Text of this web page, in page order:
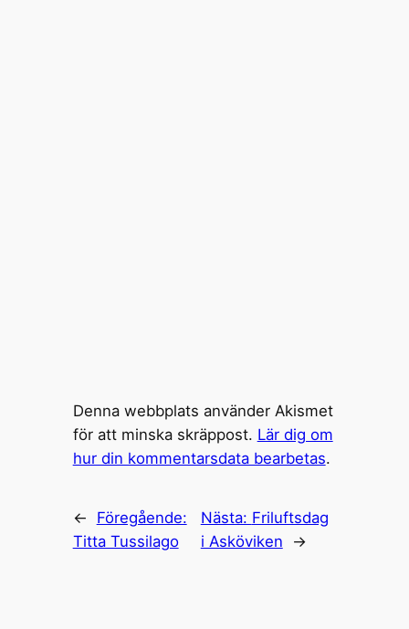
Denna webbplats använder Akismet
för att minska skräppost. Lär dig om
hur din kommentarsdata bearbetas.
←
Föregående:
Titta Tussilago
Nästa: Friluftsdag
i Asköviken
→